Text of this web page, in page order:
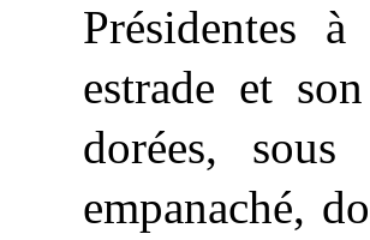
Présidentes
estrade et
dorées,
empanaché,